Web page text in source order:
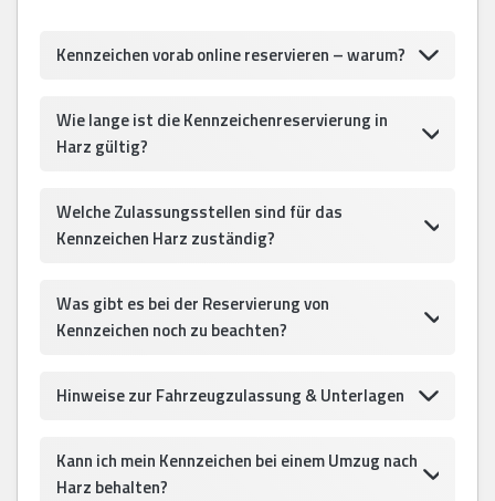
Kennzeichen vorab online reservieren – warum?
Wie lange ist die Kennzeichenreservierung in
Harz gültig?
Welche Zulassungsstellen sind für das
Kennzeichen Harz zuständig?
Was gibt es bei der Reservierung von
Kennzeichen noch zu beachten?
Hinweise zur Fahrzeugzulassung & Unterlagen
Kann ich mein Kennzeichen bei einem Umzug nach
Harz behalten?